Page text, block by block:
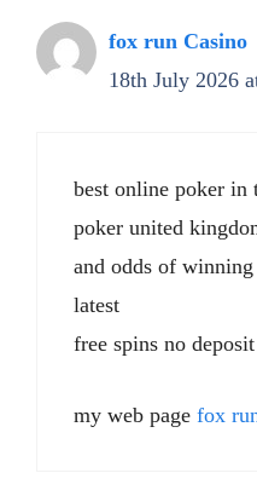
fox run Casino
18th July 2026
best online poker in
poker united
and odds of
latest
free spins no
my web page fox